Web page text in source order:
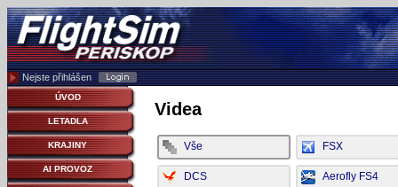
Nejste přihlášen
ÚVOD
LETADLA
KRAJINY
AI PROVOZ
Videa
Vše FSX
DCS Aerofly FS4